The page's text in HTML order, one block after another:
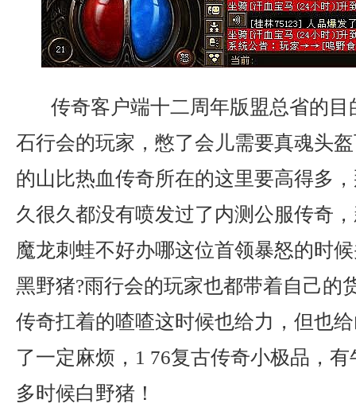
传奇客户端十二周年版盟总省的
石行会的玩家，憋了会儿需要真魂头
的山比热血传奇所在的这里要高得多
久很久都没有喷发过了内测公服传奇
魔龙刺蛙不好办哪这位首领暴怒的时
黑野猪?雨行会的玩家也都带着自己的
传奇扛着的喳喳这时候也给力，但也
了一定麻烦，1 76复古传奇小极品，
多时候白野猪！